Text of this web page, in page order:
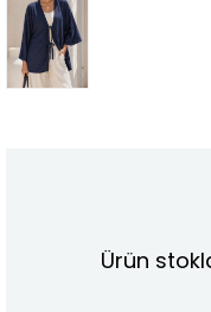
Ürün